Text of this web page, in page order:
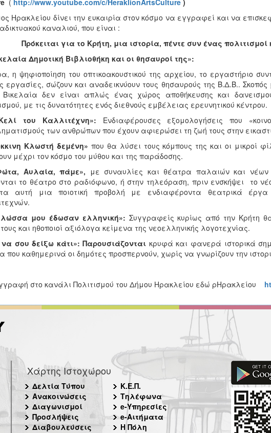
( http://www.youtube.com/c/HeraklionArtsCulture)
Ηρακλείου δίνει την ευκαιρία στον κόσμο να εγγραφεί και να
καναλιού, που είναι :
Δημοτική Βιβλιοθήκη και οι θησαυροί της»:
η ψηφιοποίηση του οπτικοακουστικού της αρχείου, το εργαστήριο
εργασίες, σώζουν και αναδεικνύουν τους θησαυρούς της Β.Δ.Β..
Βικελαία δεν είναι απλώς ένας χώρος αποθήκευσης και
με τις δυνατότητες ενός διεθνούς εμβέλειας ερευνητικού κέντρου.
του Καλλιτέχνη»: Ενδιαφέρουσες εξομολογήσεις που
των ανθρώπων που έχουν αφιερώσει τη ζωή τους στην
Κλωστή δεμένη» που θα λύσει τους κόμπους της και οι μικροί
μέχρι τον κόσμο του μύθου και της παράδοσης.
Αυλαία, πάμε», με συναυλίες και θέατρα παλαιών και
το θέατρο στο ραδιόφωνο, ή στην τηλεόραση, πριν ενσκήψει το
αυτή μια ποιοτική προβολή με ενδιαφέροντα θεατρικά
μου έδωσαν ελληνική»: Συγγραφείς κυρίως από την Κρήτη
και ηθοποιοί αξιόλογα κείμενα της νεοελληνικής λογοτεχνίας.
σου δείξω κάτι»: Παρουσιάζονται κρυφά και φανερά ιστορικά
που καθημερινά οι δημότες προσπερνούν, χωρίς να γνωρίζουν την
στο κανάλι Πολιτισμού του Δήμου Ηρακλείου εδώ ρΗρακλείου
Χάρτης Ιστοχώρου
Δελτία Τύπου
Ανακοινώσεις
Διαγωνισμοί
Προσλήψεις
Διαβουλεύσεις
Κ.Ε.Π.
Τηλέφωνα
e-Υπηρεσίες
e-Αιτήματα
Η Πόλη